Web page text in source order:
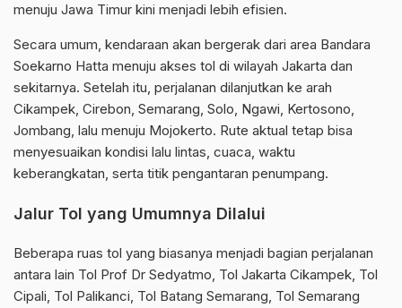
menuju Jawa Timur kini menjadi lebih efisien.
Secara umum, kendaraan akan bergerak dari area Bandara
Soekarno Hatta menuju akses tol di wilayah Jakarta dan
sekitarnya. Setelah itu, perjalanan dilanjutkan ke arah
Cikampek, Cirebon, Semarang, Solo, Ngawi, Kertosono,
Jombang, lalu menuju Mojokerto. Rute aktual tetap bisa
menyesuaikan kondisi lalu lintas, cuaca, waktu
keberangkatan, serta titik pengantaran penumpang.
Jalur Tol yang Umumnya Dilalui
Beberapa ruas tol yang biasanya menjadi bagian perjalanan
antara lain Tol Prof Dr Sedyatmo, Tol Jakarta Cikampek, Tol
Cipali, Tol Palikanci, Tol Batang Semarang, Tol Semarang